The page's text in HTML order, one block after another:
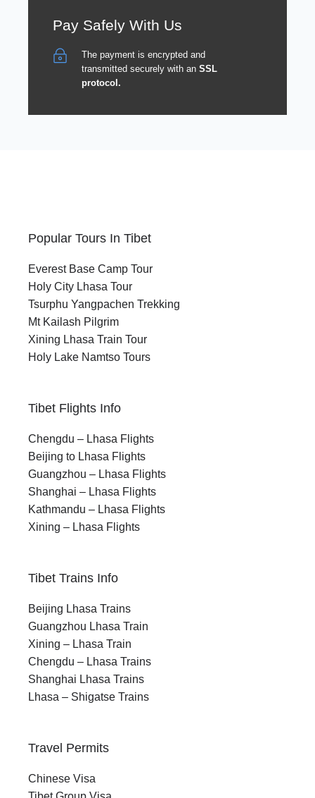
Pay Safely With Us
The payment is encrypted and
transmitted securely with an SSL
protocol.
Popular Tours In Tibet
Everest Base Camp Tour
Holy City Lhasa Tour
Tsurphu Yangpachen Trekking
Mt Kailash Pilgrim
Xining Lhasa Train Tour
Holy Lake Namtso Tours
Tibet Flights Info
Chengdu – Lhasa Flights
Beijing to Lhasa Flights
Guangzhou – Lhasa Flights
Shanghai – Lhasa Flights
Kathmandu – Lhasa Flights
Xining – Lhasa Flights
Tibet Trains Info
Beijing Lhasa Trains
Guangzhou Lhasa Train
Xining – Lhasa Train
Chengdu – Lhasa Trains
Shanghai Lhasa Trains
Lhasa – Shigatse Trains
Travel Permits
Chinese Visa